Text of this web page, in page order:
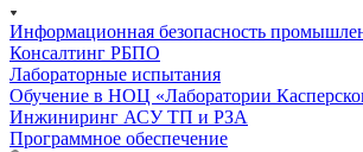
Информационная безопасность
Консалтинг РБПО
Лабораторные испытания
Обучение в НОЦ «Лаборатории
Инжиниринг АСУ ТП и РЗА
Программное обеспечение